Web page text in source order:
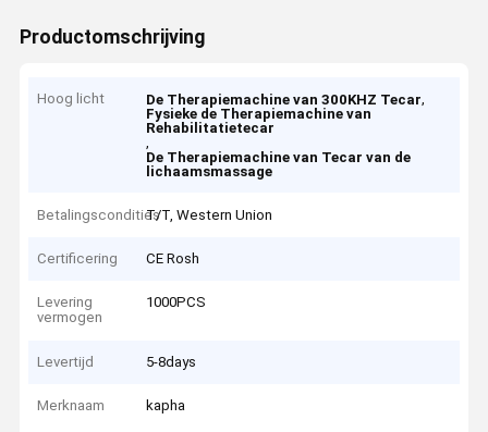
Productomschrijving
Hoog licht De Therapiemachine van 300KHZ Tecar,
Fysieke de Therapiemachine van
Rehabilitatietecar
,
De Therapiemachine van Tecar van de
lichaamsmassage
BetalingsconditiesT/T, Western Union
Certificering CE Rosh
Levering
vermogen
1000PCS
Levertijd 5-8days
Merknaam kapha